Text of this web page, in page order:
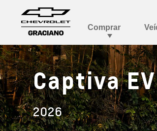
Captiva EV
2026